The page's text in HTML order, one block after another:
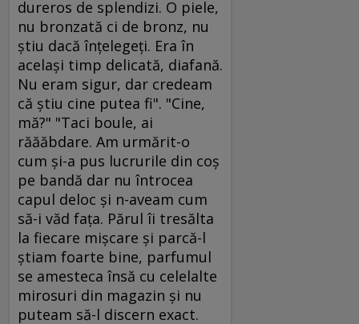
dureros de splendizi. O piele,
nu bronzată ci de bronz, nu
ştiu dacă înţelegeţi. Era în
acelaşi timp delicată, diafană.
Nu eram sigur, dar credeam
că ştiu cine putea fi". "Cine,
mă?" "Taci boule, ai
răăăbdare. Am urmărit-o
cum şi-a pus lucrurile din coş
pe bandă dar nu întrocea
capul deloc şi n-aveam cum
să-i văd faţa. Părul îi tresălta
la fiecare mişcare şi parcă-l
ştiam foarte bine, parfumul
se amesteca însă cu celelalte
mirosuri din magazin şi nu
puteam să-l discern exact.